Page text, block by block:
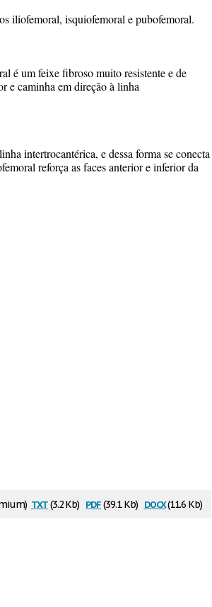
iliofemoral, isquiofemoral e pubofemoral.
é um feixe fibroso muito resistente e de
e caminha em direção à linha
intertrocantérica, e dessa forma se conecta
reforça as faces anterior e inferior da
txt(3.2 Kb) pdf(39.1 Kb) docx(11.6 Kb)